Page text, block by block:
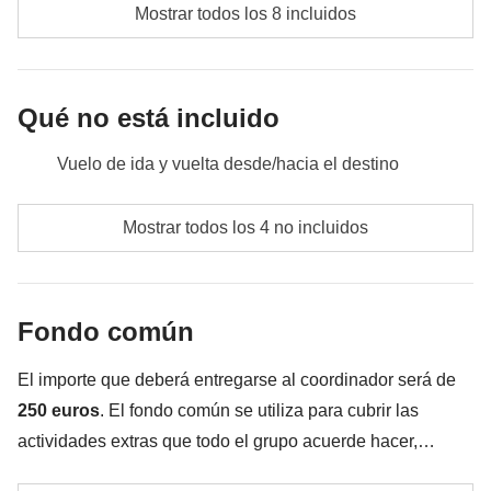
Mostrar todos los 8 incluidos
Qué no está incluido
Vuelo de ida y vuelta desde/hacia el destino
Comidas y bebidas no especificadas
meter en la mochila
Todo lo que no se menciona en la sección "Qué está
Mostrar todos los 4 no incluidos
Fondo común
El importe que deberá entregarse al coordinador será de
250 euros. El fondo común se utiliza para cubrir las
actividades extras que todo el grupo acuerde hacer,